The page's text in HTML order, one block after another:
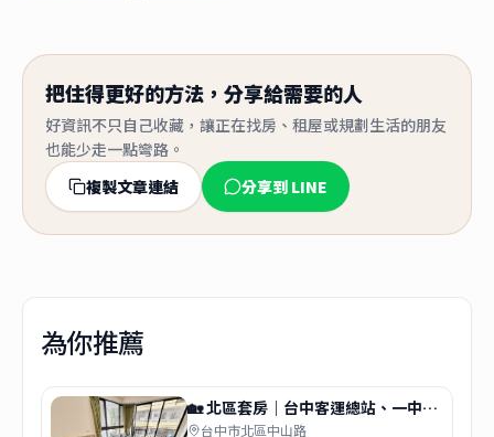
把住得更好的方法，分享給需要的人
好資訊不只自己收藏，讓正在找房、租屋或規劃生活的朋友
也能少走一點彎路。
複製文章連結
分享到 LINE
為你推薦
🏡 北區套房｜台中客運總站、一中商
圈｜租屋補助、垃圾處理
台中市北區中山路